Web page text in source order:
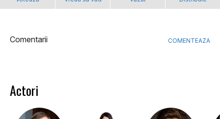
Comentarii COMENTEAZA
Actori